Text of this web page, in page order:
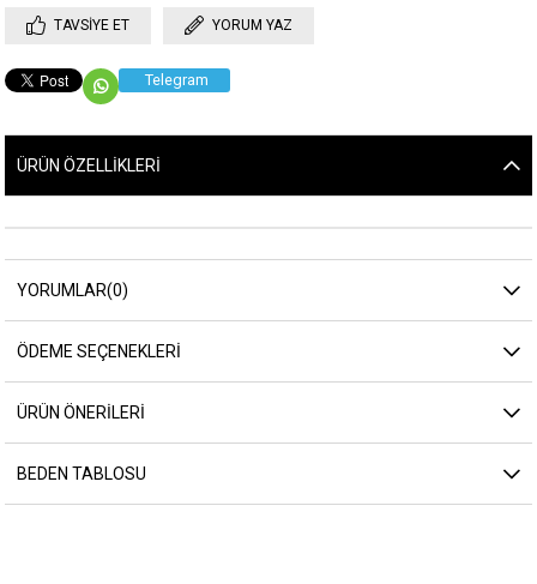
TAVSIYE ET YORUM YAZ
Telegram
ÜRÜN ÖZELLIKLERI
YORUMLAR(0)
ÖDEME SEÇENEKLERI
ÜRÜN ÖNERILERI
BEDEN TABLOSU